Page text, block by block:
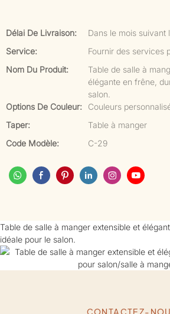
Délai De Livraison:
Dans le mois suivant
Service:
Fournir des services
Nom Du Produit:
Table de salle à
élégante en frêne,
salon.
Options De Couleur:
Couleurs
Taper:
Table à manger
Code Modèle:
C-29
Table de salle à manger extensible et
idéale pour le salon.
CONTACTEZ-